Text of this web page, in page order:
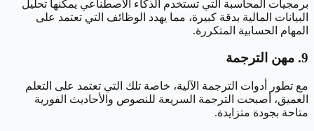
برمجيات المحاسبة التي تستخدم الذكاء الاصطناعي يمكنها تحليل
البيانات المالية بدقة كبيرة، مما يهدد الوظائف التي تعتمد على
المهام الحسابية المتكررة.
9. مهن الترجمة
مع تطور أدوات الترجمة الآلية، خاصة تلك التي تعتمد على التعلم
العميق، أصبحت الترجمة السريعة للنصوص والأحاديث الفورية
متاحة بجودة متزايدة.